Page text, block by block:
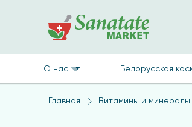
О нас Белорусская
Главная Витамины и минералы